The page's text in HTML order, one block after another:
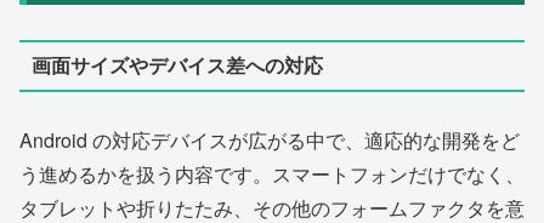
画面サイズやデバイス差への対応
Android の対応デバイスが広がる中で、適応的な開発をど
う進めるかを扱う内容です。スマートフォンだけでなく、
タブレットや折りたたみ、その他のフォームファクタを意